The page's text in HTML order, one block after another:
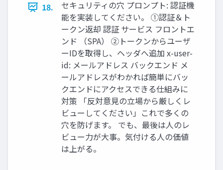
18.
セキュリティの穴 プロンプト: 認証機
能を実装してください。 ①認証＆ト
ークン返却 認証 サービス フロントエ
ンド （SPA） ②トークンからユーザ
ーIDを取得し、ヘッダへ追加 x-user-
id: メールアドレス バックエンド メ
ールアドレスがわかれば簡単にバッ
クエンドにアクセスできる仕組みに
対策 「反対意見の立場から厳しくレ
ビューしてください」これで多くの
穴を防げます。 でも、最後は人のレ
ビュー力が大事。気付ける人の価値
は上がる。